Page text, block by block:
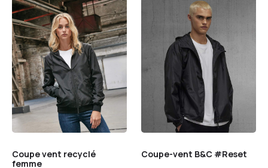
Coupe vent recyclé
femme
Coupe-vent B&C #Reset